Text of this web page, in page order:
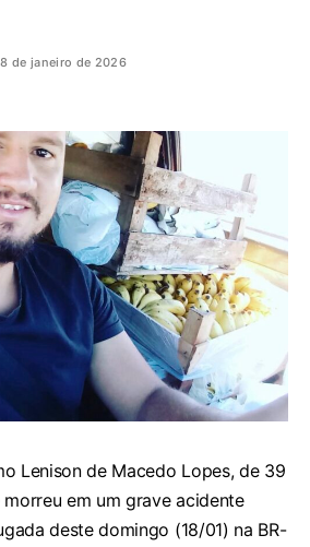
de janeiro de 2026
Lenison de Macedo Lopes, de 39
em um grave acidente
deste domingo (18/01) na BR-